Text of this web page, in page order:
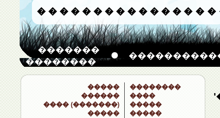
� � � � � � � � � � � � � � � �
�������
��������
�����
������
���� (�������)
�����
��������
����
�����
�����